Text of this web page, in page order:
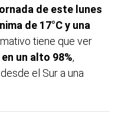
de este lunes
de 17°C y una
tiene que ver
un alto 98%,
el Sur a una